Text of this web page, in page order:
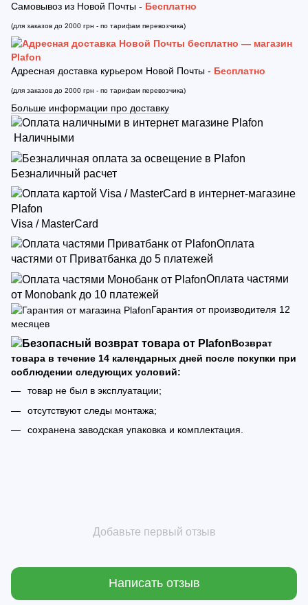
Самовывоз из Новой Почты - Бесплатно
(для заказов до 2000 грн - по тарифам перевозчика)
Адресная доставка курьером Новой Почты - Бесплатно
(для заказов до 2000 грн - по тарифам перевозчика)
Больше информации про доставку
Наличными
Безналичный расчет
Visa / MasterCard
Оплата
частями от Приватбанка до 5 платежей
Оплата частями
от Monobank до 10 платежей
Гарантия от производителя 12
месяцев
Возврат
товара в течение 14 календарных дней после покупки при
соблюдении следующих условий:
товар не был в эксплуатации;
отсутствуют следы монтажа;
сохранена заводская упаковка и комплектация.
Добавьте первый отзыв
Написать отзыв